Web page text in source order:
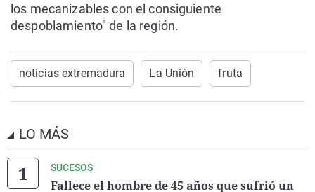
los mecanizables con el consiguiente
despoblamiento" de la región.
noticias extremadura La Unión fruta
LO MÁS
SUCESOS
Fallece el hombre de 45 años que sufrió un